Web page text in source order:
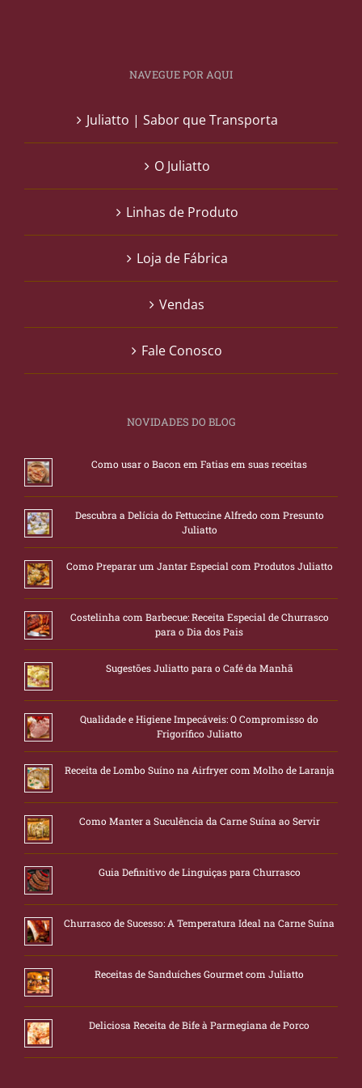
NAVEGUE POR AQUI
Juliatto | Sabor que Transporta
O Juliatto
Linhas de Produto
Loja de Fábrica
Vendas
Fale Conosco
NOVIDADES DO BLOG
Como usar o Bacon em Fatias em suas receitas
Descubra a Delícia do Fettuccine Alfredo com Presunto
Juliatto
Como Preparar um Jantar Especial com Produtos Juliatto
Costelinha com Barbecue: Receita Especial de Churrasco
para o Dia dos Pais
Sugestões Juliatto para o Café da Manhã
Qualidade e Higiene Impecáveis: O Compromisso do
Frigorífico Juliatto
Receita de Lombo Suíno na Airfryer com Molho de Laranja
Como Manter a Suculência da Carne Suína ao Servir
Guia Definitivo de Linguiças para Churrasco
Churrasco de Sucesso: A Temperatura Ideal na Carne Suína
Receitas de Sanduíches Gourmet com Juliatto
Deliciosa Receita de Bife à Parmegiana de Porco